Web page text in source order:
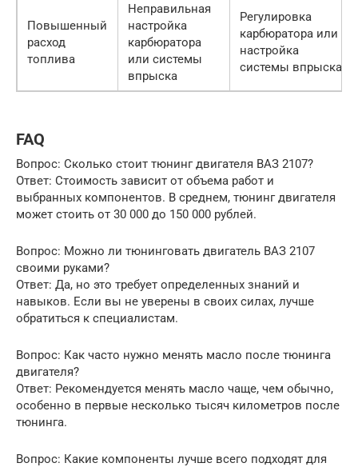
Повышенный
расход
топлива
Неправильная
настройка
карбюратора
или системы
впрыска
Регулировка
карбюратора или
настройка
системы впрыска
FAQ
Вопрос: Сколько стоит тюнинг двигателя ВАЗ 2107?
Ответ: Стоимость зависит от объема работ и
выбранных компонентов. В среднем, тюнинг двигателя
может стоить от 30 000 до 150 000 рублей.
Вопрос: Можно ли тюнинговать двигатель ВАЗ 2107
своими руками?
Ответ: Да, но это требует определенных знаний и
навыков. Если вы не уверены в своих силах, лучше
обратиться к специалистам.
Вопрос: Как часто нужно менять масло после тюнинга
двигателя?
Ответ: Рекомендуется менять масло чаще, чем обычно,
особенно в первые несколько тысяч километров после
тюнинга.
Вопрос: Какие компоненты лучше всего подходят для